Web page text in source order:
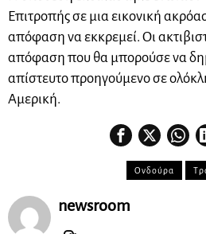
Επιτροπής σε μια εικονική
απόφαση να εκκρεμεί. Οι
απόφαση που θα μπορούσε να
απίστευτο προηγούμενο σε
Αμερική.
Ονδούρα
newsroom